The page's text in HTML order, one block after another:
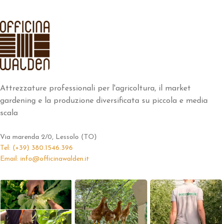
Attrezzature professionali per l'agricoltura, il market
gardening e la produzione diversificata su piccola e media
scala
Via marenda 2/0, Lessolo (TO)
Tel: (+39) 380.1546.396
Email: info@officinawalden.it